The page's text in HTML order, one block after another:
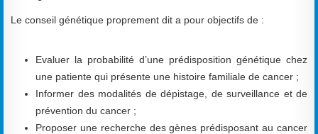
Le conseil génétique proprement dit a pour objectifs de :
Evaluer la probabilité d’une prédisposition génétique chez
une patiente qui présente une histoire familiale de cancer ;
Informer des modalités de dépistage, de surveillance et de
prévention du cancer ;
Proposer une recherche des gènes prédisposant au cancer